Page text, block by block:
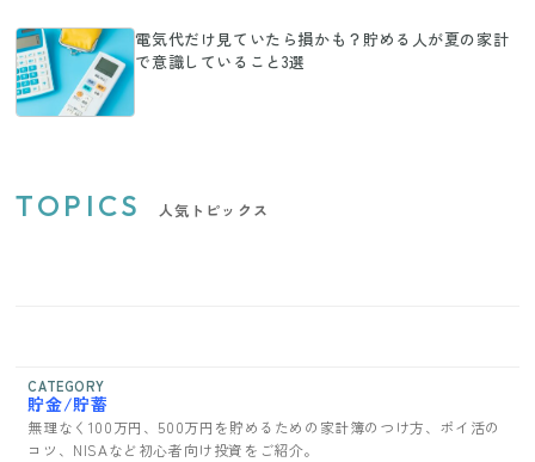
電気代だけ見ていたら損かも？貯める人が夏の家計
で意識していること3選
TOPICS 人気トピックス
CATEGORY
貯金/貯蓄
無理なく100万円、500万円を貯めるための家計簿のつけ方、ポイ活の
コツ、NISAなど初心者向け投資をご紹介。